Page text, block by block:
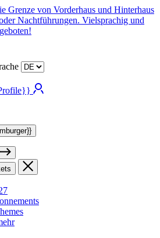
Grenze von Vorderhaus und Hinterhaus
Nachtführungen. Vielsprachig und